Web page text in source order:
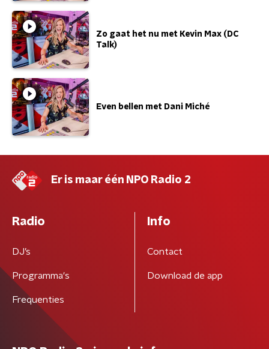
Zo gaat het nu met Kevin Max (DC
Talk)
Even bellen met Dani Miché
Er is maar één NPO Radio 2
Radio
DJ’s
Programma's
Frequenties
Info
Contact
Download de app